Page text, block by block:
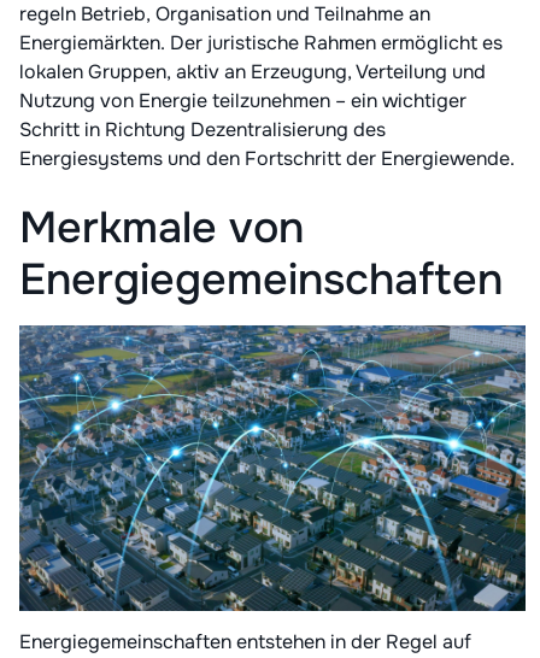
regeln Betrieb, Organisation und Teilnahme an
Energiemärkten. Der juristische Rahmen ermöglicht es
lokalen Gruppen, aktiv an Erzeugung, Verteilung und
Nutzung von Energie teilzunehmen – ein wichtiger
Schritt in Richtung Dezentralisierung des
Energiesystems und den Fortschritt der Energiewende.
Merkmale von
Energiegemeinschaften
Energiegemeinschaften entstehen in der Regel auf